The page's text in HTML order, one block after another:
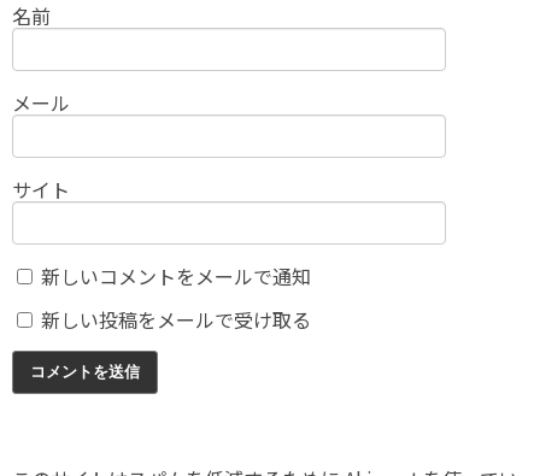
名前
メール
サイト
新しいコメントをメールで通知
新しい投稿をメールで受け取る